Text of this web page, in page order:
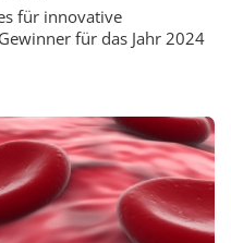
für innovative
für das Jahr 2024